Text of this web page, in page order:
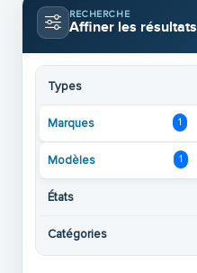
RECHERCHE
Affiner les résultats
Types
Marques 1
Modèles 1
États
Catégories